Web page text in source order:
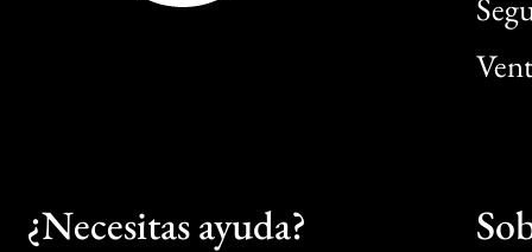
¿Necesitas ayuda?